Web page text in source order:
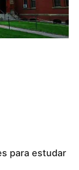
para estudar